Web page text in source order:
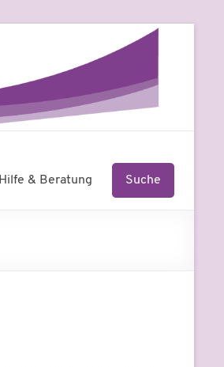
Hilfe & Beratung Suche